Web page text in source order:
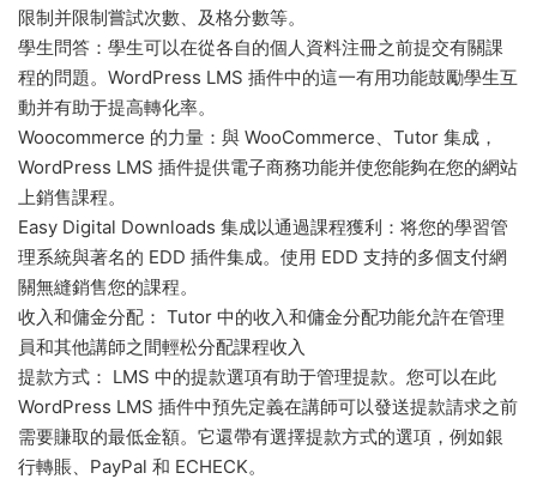
限制并限制嘗試次數、及格分數等。
學生問答：學生可以在從各自的個人資料注冊之前提交有關課
程的問題。WordPress LMS 插件中的這一有用功能鼓勵學生互
動并有助于提高轉化率。
Woocommerce 的力量：與 WooCommerce、Tutor 集成，
WordPress LMS 插件提供電子商務功能并使您能夠在您的網站
上銷售課程。
Easy Digital Downloads 集成以通過課程獲利：将您的學習管
理系統與著名的 EDD 插件集成。使用 EDD 支持的多個支付網
關無縫銷售您的課程。
收入和傭金分配： Tutor 中的收入和傭金分配功能允許在管理
員和其他講師之間輕松分配課程收入
提款方式： LMS 中的提款選項有助于管理提款。您可以在此
WordPress LMS 插件中預先定義在講師可以發送提款請求之前
需要賺取的最低金額。它還帶有選擇提款方式的選項，例如銀
行轉賬、PayPal 和 ECHECK。